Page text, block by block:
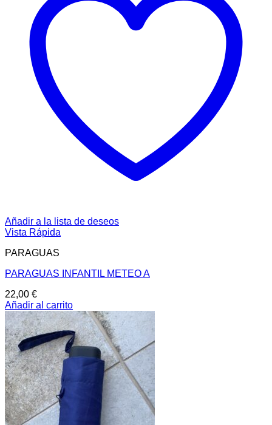
Añadir a la lista de deseos
Vista Rápida
PARAGUAS
PARAGUAS INFANTIL METEO A
22,00 €
Añadir al carrito